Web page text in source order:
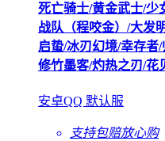
死亡骑士/黄金武士/少
战队（程咬金）/大发
启蛰/冰刃幻境/幸存者
修竹墨客/灼热之刃/花
安卓QQ 默认服
支持包赔放心购